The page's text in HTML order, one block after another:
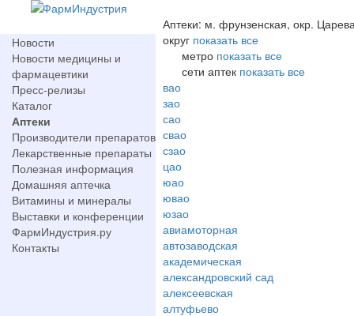
Новости
Новости медицины и
фармацевтики
Пресс-релизы
Каталог
Аптеки
Производители препаратов
Лекарственные препараты
Полезная информация
Домашняя аптечка
Витамины и минералы
Выставки и конференции
ФармИндустрия.ру
Контакты
Аптеки: м. фрунзенская, окр.
округ показать все
метро показать все
сети аптек показать все
вао
зао
сао
свао
сзао
цао
юао
ювао
юзао
авиамоторная
автозаводская
академическая
александровский сад
алексеевская
алтуфьево